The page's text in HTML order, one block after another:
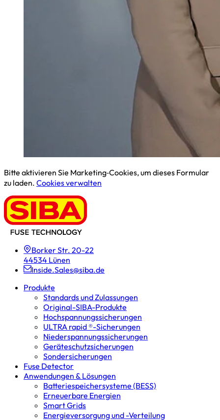
Bitte aktivieren Sie Marketing‑Cookies, um dieses Formular
zu laden. Cookies verwalten
Borker Str. 20-22
44534 Lünen
Inside.Sales@siba.de
Produkte
Standards und Zulassungen
Original-SIBA-Produkte
Hochspannungs­sicherungen
ULTRA rapid ®-Sicherungen
Niederspannungs­sicherungen
Geräteschutz­sicherungen
Sondersicherungen
Fuse Detector
Anwendungen & Lösungen
Batterie­speicher­systeme (BESS)
Erneuerbare Energien
Smart Grids
Energieversorgung und -Verteilung